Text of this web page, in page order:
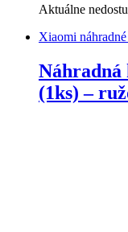
Aktuálne
Xiaomi
Náhradná
(1ks) –